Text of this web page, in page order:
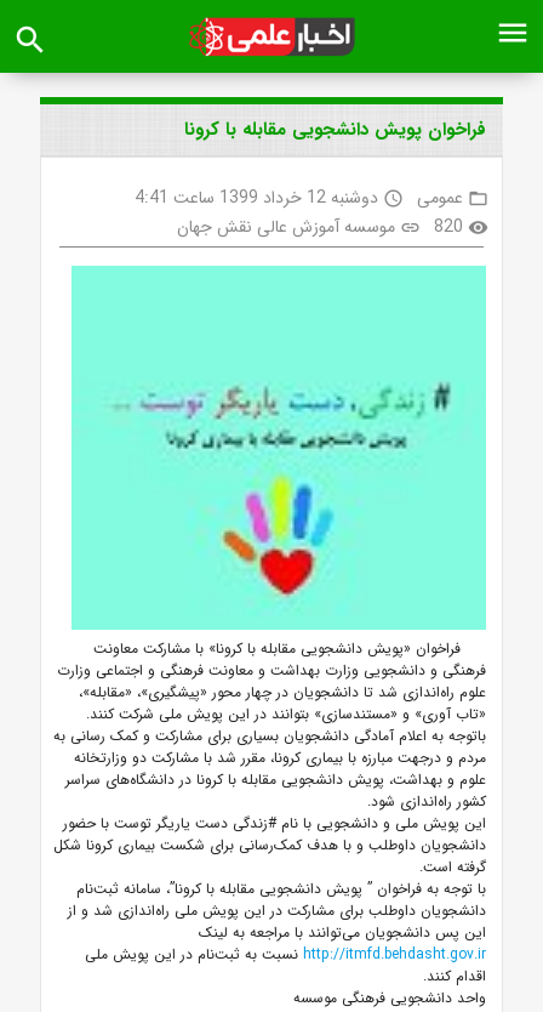
menu
search
فراخوان پویش دانشجویی مقابله با کرونا
folder_open عمومی access_time دوشنبه 12 خرداد 1399 ساعت 4:41
visibility
820
link موسسه آموزش عالی نقش جهان
فراخوان «پویش دانشجویی مقابله با کرونا» با مشارکت معاونت
فرهنگی و دانشجویی وزارت بهداشت و معاونت فرهنگی و اجتماعی وزارت
علوم راه‌اندازی شد تا دانشجویان در چهار محور «پیشگیری»، «مقابله»،
«تاب آوری» و «مستندسازی» بتوانند در این پویش ملی شرکت کنند.
باتوجه به اعلام آمادگی دانشجویان بسیاری برای مشارکت و کمک رسانی به
مردم و درجهت مبارزه با بیماری کرونا، مقرر شد با مشارکت دو وزارتخانه
علوم و بهداشت، پویش دانشجویی مقابله با کرونا در دانشگاه‌های سراسر
کشور راه‌اندازی شود.
این پویش ملی و دانشجویی با نام #زندگی دست یاریگر توست با حضور
دانشجویان داوطلب و با هدف کمک‌رسانی برای شکست بیماری کرونا شکل
گرفته است.
با توجه به فراخوان ” پویش دانشجویی مقابله با کرونا”، سامانه ثبت‌نام
دانشجویان داوطلب برای مشارکت در این پویش ملی راه‌اندازی شد و از
این پس دانشجویان می‌توانند با مراجعه به لینک
http://itmfd.behdasht.gov.ir نسبت به ثبت‌نام در این پویش ملی
اقدام کنند.
واحد دانشجویی فرهنگی موسسه